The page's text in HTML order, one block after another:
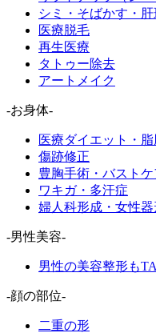
シミ・そばかす・肝
医療脱毛
再生医療
タトゥー除去
アートメイク
-お身体-
医療ダイエット・脂
傷跡修正
豊胸手術・バストケ
ワキガ・多汗症
婦人科形成・女性
-男性美容-
男性の美容整形も
-顔の部位-
二重の形